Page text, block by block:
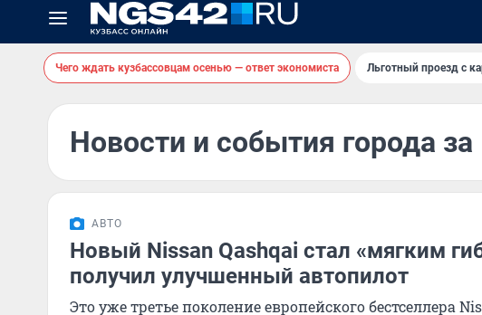
Чего ждать кузбассовцам осенью — ответ экономиста Льготный проезд с
Новости и события города
АВТО
Новый Nissan Qashqai стал «мягким
получил улучшенный автопилот
Это уже третье поколение европейского бестселлера